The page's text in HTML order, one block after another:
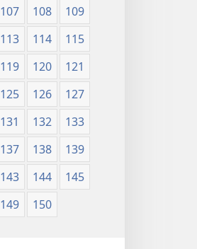
107 108
109
113 114
115
119 120
121
125 126
127
131 132
133
137 138
139
143 144
145
149 150